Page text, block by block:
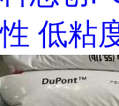
性 低粘